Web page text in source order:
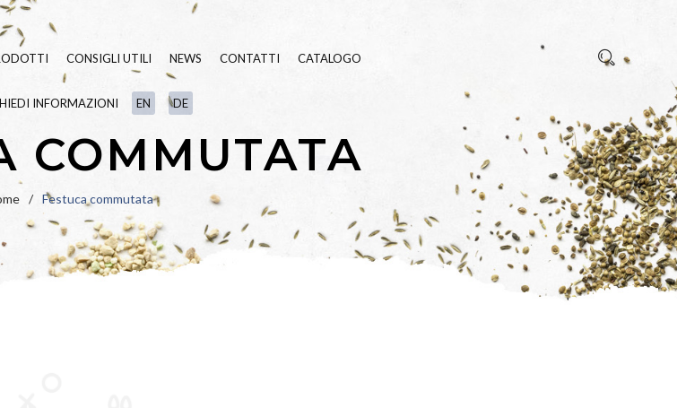
TAPPETO ERBOSO
BLUE
E SURFATTANTI
PAESAGGIO
CONSIGLI UTILI NEWS CONTATTI CATALOGO
INFORMAZIONI EN DE
COMMUTATA
/ Festuca commutata